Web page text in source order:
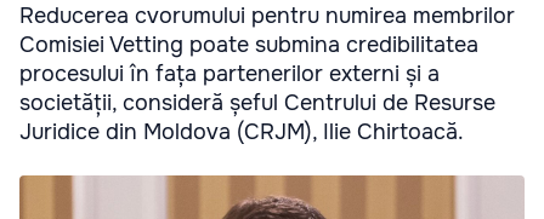
Reducerea cvorumului pentru numirea membrilor
Comisiei Vetting poate submina credibilitatea
procesului în fața partenerilor externi și a
societății, consideră șeful Centrului de Resurse
Juridice din Moldova (CRJM), Ilie Chirtoacă.